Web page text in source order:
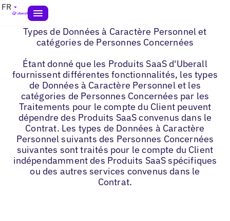
FR
Types de Données à Caractère Personnel et
catégories de Personnes Concernées
Étant donné que les Produits SaaS d'Uberall
fournissent différentes fonctionnalités, les types
de Données à Caractère Personnel et les
catégories de Personnes Concernées par les
Traitements pour le compte du Client peuvent
dépendre des Produits SaaS convenus dans le
Contrat. Les types de Données à Caractère
Personnel suivants des Personnes Concernées
suivantes sont traités pour le compte du Client
indépendamment des Produits SaaS spécifiques
ou des autres services convenus dans le
Contrat.